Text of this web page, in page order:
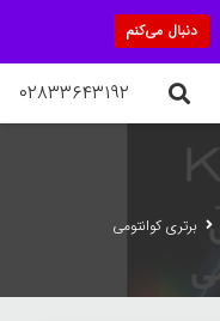
۰۲۸۳۳۶۴۳۱۹۲
برتری کوانتومی
دنبال می‌کنم